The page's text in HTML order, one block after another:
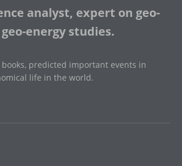
analyst, expert on geo-
energy studies.
books, predicted important events in
life in the world.